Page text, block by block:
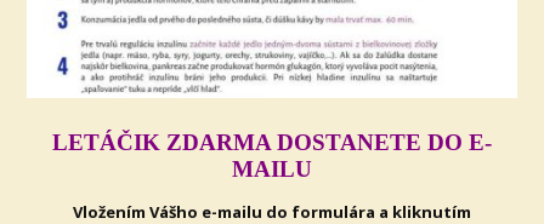
LETÁČIK ZDARMA DOSTANETE DO E-
MAILU
Vložením Vášho e-mailu do formulára a kliknutím